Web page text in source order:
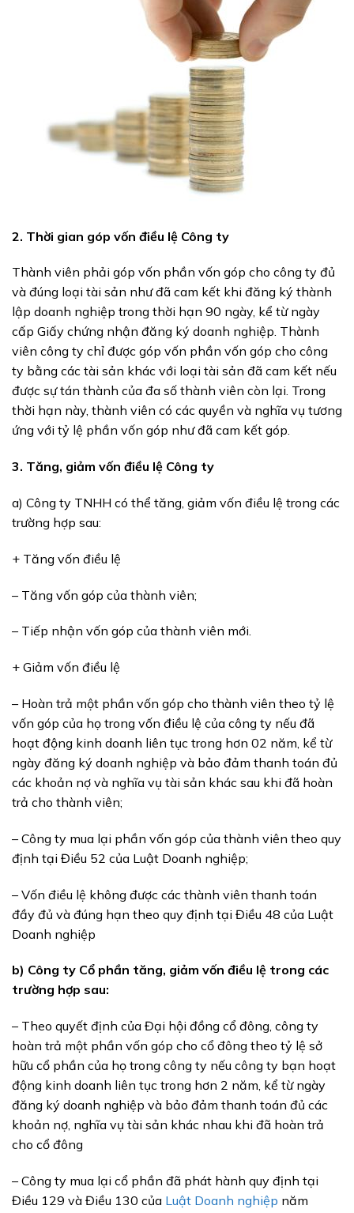
2. Thời gian góp vốn điều lệ Công ty
Thành viên phải góp vốn phần vốn góp cho công ty đủ
và đúng loại tài sản như đã cam kết khi đăng ký thành
lập doanh nghiệp trong thời hạn 90 ngày, kể từ ngày
cấp Giấy chứng nhận đăng ký doanh nghiệp. Thành
viên công ty chỉ được góp vốn phần vốn góp cho công
ty bằng các tài sản khác với loại tài sản đã cam kết nếu
được sự tán thành của đa số thành viên còn lại. Trong
thời hạn này, thành viên có các quyền và nghĩa vụ tương
ứng với tỷ lệ phần vốn góp như đã cam kết góp.
3. Tăng, giảm vốn điều lệ Công ty
a) Công ty TNHH có thể tăng, giảm vốn điều lệ trong các
trường hợp sau:
+ Tăng vốn điều lệ
– Tăng vốn góp của thành viên;
– Tiếp nhận vốn góp của thành viên mới.
+ Giảm vốn điều lệ
– Hoàn trả một phần vốn góp cho thành viên theo tỷ lệ
vốn góp của họ trong vốn điều lệ của công ty nếu đã
hoạt động kinh doanh liên tục trong hơn 02 năm, kể từ
ngày đăng ký doanh nghiệp và bảo đảm thanh toán đủ
các khoản nợ và nghĩa vụ tài sản khác sau khi đã hoàn
trả cho thành viên;
– Công ty mua lại phần vốn góp của thành viên theo quy
định tại Điều 52 của Luật Doanh nghiệp;
– Vốn điều lệ không được các thành viên thanh toán
đầy đủ và đúng hạn theo quy định tại Điều 48 của Luật
Doanh nghiệp
b) Công ty Cổ phần tăng, giảm vốn điều lệ trong các
trường hợp sau:
– Theo quyết định của Đại hội đồng cổ đông, công ty
hoàn trả một phần vốn góp cho cổ đông theo tỷ lệ sở
hữu cổ phần của họ trong công ty nếu công ty bạn hoạt
động kinh doanh liên tục trong hơn 2 năm, kể từ ngày
đăng ký doanh nghiệp và bảo đảm thanh toán đủ các
khoản nợ, nghĩa vụ tài sản khác nhau khi đã hoàn trả
cho cổ đông
– Công ty mua lại cổ phần đã phát hành quy định tại
Điều 129 và Điều 130 của Luật Doanh nghiệp năm